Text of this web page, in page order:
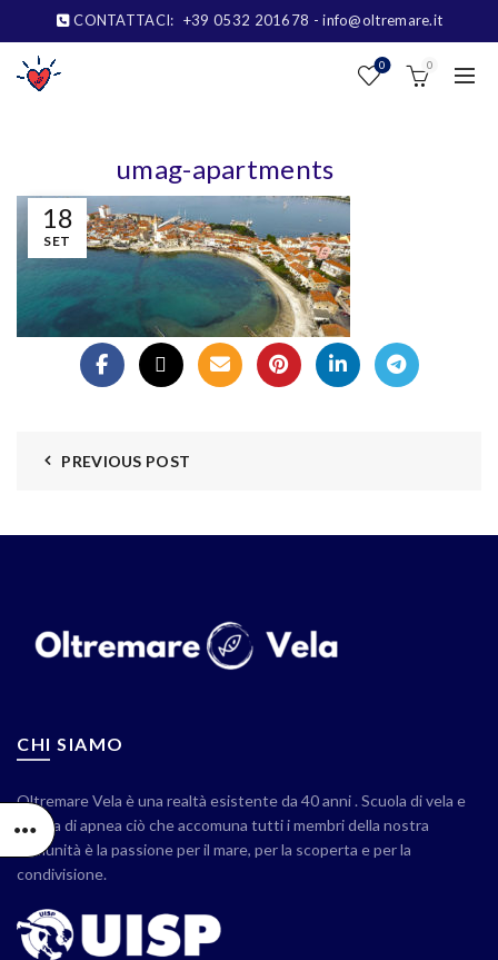
CONTATTACI: +39 0532 201678 - info@oltremare.it
0 0
18
SET
umag-apartments
PREVIOUS POST
CHI SIAMO
Oltremare Vela è una realtà esistente da 40 anni . Scuola di vela e
scuola di apnea ciò che accomuna tutti i membri della nostra
comunità è la passione per il mare, per la scoperta e per la
condivisione.